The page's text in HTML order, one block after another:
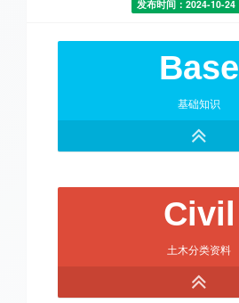
发布时间：2024-10-24
Base
基础知识
Civil
土木分类资料